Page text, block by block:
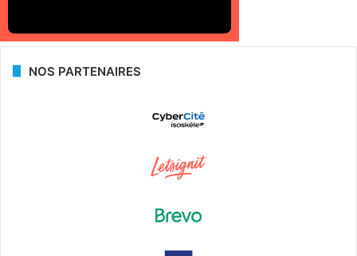
NOS PARTENAIRES